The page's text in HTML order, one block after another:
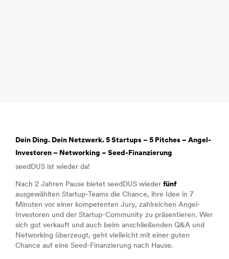
Dein Ding. Dein Netzwerk. 5 Startups – 5 Pitches – Angel-
Investoren – Networking – Seed-Finanzierung
seedDUS ist wieder da!
Nach 2 Jahren Pause bietet seedDUS wieder fünf
ausgewählten Startup-Teams die Chance, ihre Idee in 7
Minuten vor einer kompetenten Jury, zahlreichen Angel-
Investoren und der Startup-Community zu präsentieren. Wer
sich gut verkauft und auch beim anschließenden Q&A und
Networking überzeugt, geht vielleicht mit einer guten
Chance auf eine Seed-Finanzierung nach Hause.